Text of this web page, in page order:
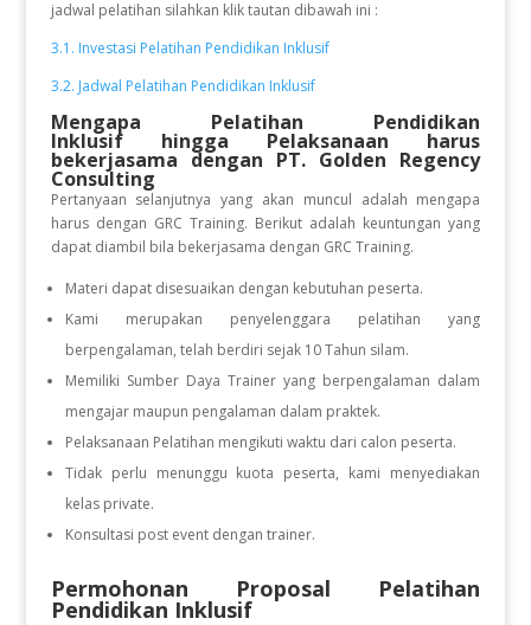
jadwal pelatihan silahkan klik tautan dibawah ini :
3.1. Investasi Pelatihan Pendidikan Inklusif
3.2. Jadwal Pelatihan Pendidikan Inklusif
Mengapa Pelatihan Pendidikan
Inklusif hingga Pelaksanaan harus
bekerjasama dengan PT. Golden Regency
Consulting
Pertanyaan selanjutnya yang akan muncul adalah mengapa
harus dengan GRC Training. Berikut adalah keuntungan yang
dapat diambil bila bekerjasama dengan GRC Training.
Materi dapat disesuaikan dengan kebutuhan peserta.
Kami merupakan penyelenggara pelatihan yang
berpengalaman, telah berdiri sejak 10 Tahun silam.
Memiliki Sumber Daya Trainer yang berpengalaman dalam
mengajar maupun pengalaman dalam praktek.
Pelaksanaan Pelatihan mengikuti waktu dari calon peserta.
Tidak perlu menunggu kuota peserta, kami menyediakan
kelas private.
Konsultasi post event dengan trainer.
Permohonan Proposal Pelatihan
Pendidikan Inklusif